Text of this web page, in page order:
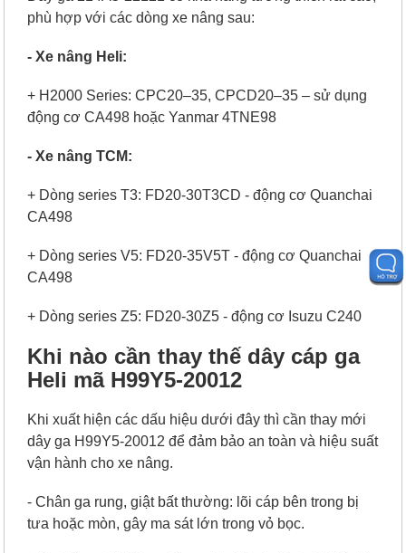
phù hợp với các dòng xe nâng sau:
- Xe nâng Heli:
+ H2000 Series: CPC20–35, CPCD20–35 – sử dụng
động cơ CA498 hoặc Yanmar 4TNE98
- Xe nâng TCM:
+ Dòng series T3: FD20-30T3CD - động cơ Quanchai
CA498
+ Dòng series V5: FD20-35V5T - động cơ Quanchai
CA498
+ Dòng series Z5: FD20-30Z5 - động cơ Isuzu C240
Khi nào cần thay thế dây cáp ga
Heli mã H99Y5-20012
Khi xuất hiện các dấu hiệu dưới đây thì cần thay mới
dây ga H99Y5-20012 để đảm bảo an toàn và hiệu suất
vận hành cho xe nâng.
- Chân ga rung, giật bất thường: lõi cáp bên trong bị
tưa hoặc mòn, gây ma sát lớn trong vỏ bọc.